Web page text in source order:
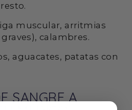
muscular, arritmias
calambres.
aguacates, patatas con
SANGRE A